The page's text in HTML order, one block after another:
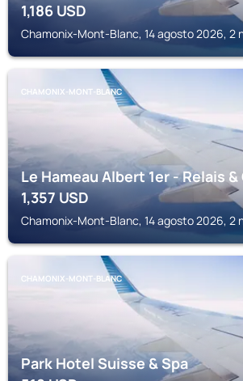
1,186USD
Chamonix-Mont-Blanc, 14 agosto 2026, 2
CHAMONIX-MONT-BLANC
Le Hameau Albert 1er - Relais
1,357 USD
Chamonix-Mont-Blanc, 14 agosto 2026, 2
CHAMONIX-MONT-BLANC
Park Hotel Suisse & Spa